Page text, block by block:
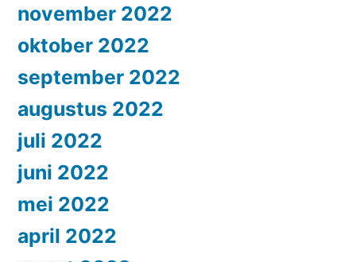
november 2022
oktober 2022
september 2022
augustus 2022
juli 2022
juni 2022
mei 2022
april 2022